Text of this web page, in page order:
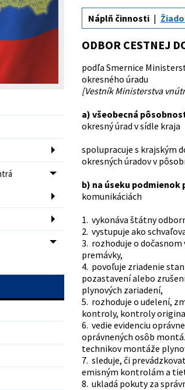
Náplň činnosti
ODBOR CESTNEJ
podľa Smernice
okresného úradu
[Vestník Ministerstva
a) všeobecná
okresný úrad v sídle kraja
spolupracuje s krajským
okresných úradov v
b) na úseku podmienok
komunikáciách
1. vykonáva štátny
2. vystupuje ako
3. rozhoduje o
premávky,
4. povoľuje zriadenie
pozastavení alebo
plynových zariadení,
5. rozhoduje o udelení,
kontroly, kontroly
6. vedie evidenciu
oprávnených osôb
technikov montáže
7. sleduje, či
emisným kontrolám a
8. ukladá pokuty za